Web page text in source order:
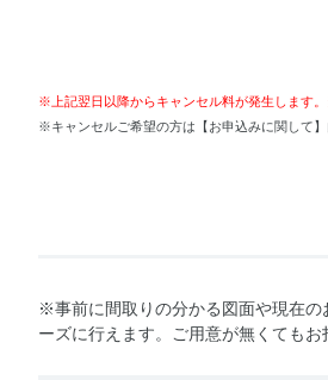
※上記翌日以降からキャンセル料が発生します
※キャンセルご希望の方は【お申込みに関して
※事前に間取りの分かる図面や現在
ーズに行えます。ご用意が無くてもお